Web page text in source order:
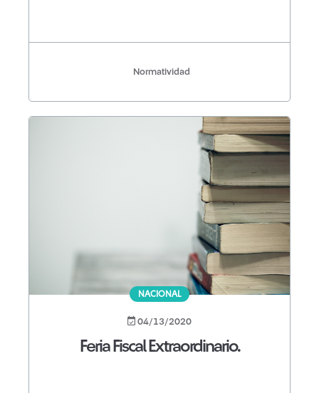
Normatividad
NACIONAL
04/13/2020
Feria Fiscal Extraordinario.